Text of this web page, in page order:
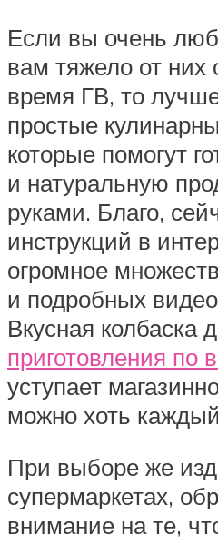
Если вы очень
вам тяжело от них
время ГВ, то
простые
которые помогут
и натуральную
руками. Благо,
инструкций в
огромное
и подробных
Вкусная колбаска
приготовления по
уступает
можно хоть
При выборе же
супермаркетах,
внимание на те,